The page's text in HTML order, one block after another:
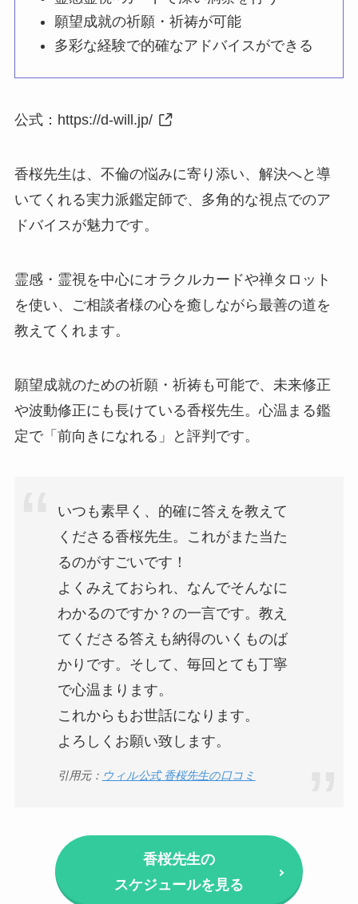
願望成就の祈願・祈祷が可能
多彩な経験で的確なアドバイスができる
公式： https://d-will.jp/
香桜先生は、不倫の悩みに寄り添い、解決へと導
いてくれる実力派鑑定師で、多角的な視点でのア
ドバイスが魅力です。
霊感・霊視を中心にオラクルカードや禅タロット
を使い、ご相談者様の心を癒しながら最善の道を
教えてくれます。
願望成就のための祈願・祈祷も可能で、未来修正
や波動修正にも長けている香桜先生。心温まる鑑
定で「前向きになれる」と評判です。
いつも素早く、的確に答えを教えて
くださる香桜先生。これがまた当た
るのがすごいです！
よくみえておられ、なんでそんなに
わかるのですか？の一言です。教え
てくださる答えも納得のいくものば
かりです。そして、毎回とても丁寧
で心温まります。
これからもお世話になります。
よろしくお願い致します。
引用元： ウィル公式 香桜先生の口コミ
香桜先生の
スケジュールを見る